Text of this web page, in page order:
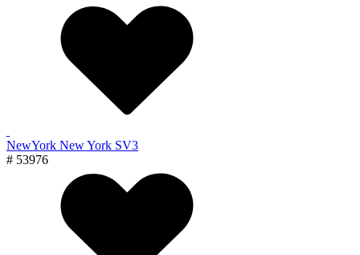
NewYork New York SV3
# 53976